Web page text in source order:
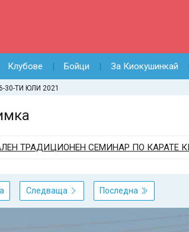
Клубове Бойци За Киокушинкай
ТИ ЮЛИ 2021
ТРАДИЦИОНЕН СЕМИНАР ПО КАРАТЕ
Следваща Последна